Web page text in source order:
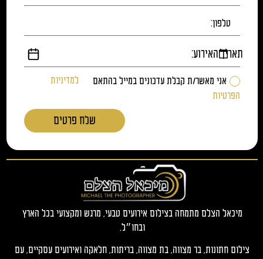
תאריך האירוע:
אני מאשר/ת קבלת עדכונים במייל בהתאם
למדיניות
הפרטיות
שלח פרטים
מיכאל הצלם מתמחה בצילום אירועים טבעי, מרגש ומקצועי בכל הארץ
ובחו״ל.
צילום חתונות, בר מצווה, בת מצווה, בריתות, חלאקה ואירועים עסקיים, עם